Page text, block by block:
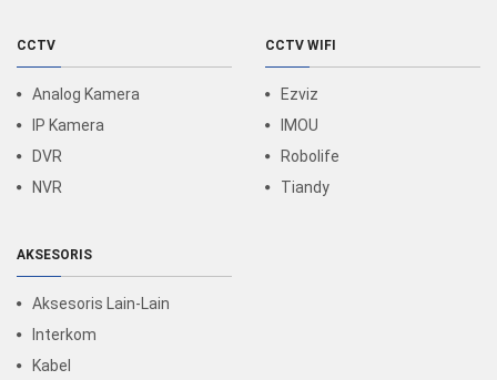
CCTV
Analog Kamera
IP Kamera
DVR
NVR
CCTV WIFI
Ezviz
IMOU
Robolife
Tiandy
AKSESORIS
Aksesoris Lain-Lain
Interkom
Kabel